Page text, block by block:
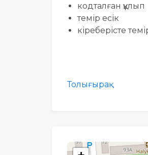
кодталған құлып
темір есік
кіреберісте
Толығырақ